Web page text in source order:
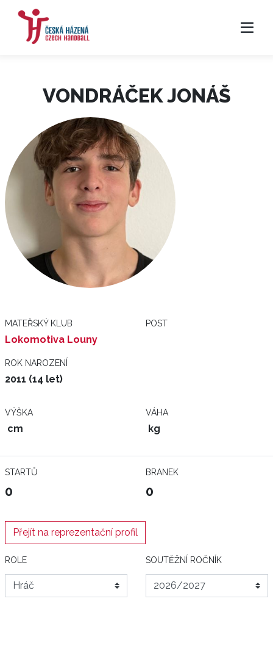
VONDRÁČEK JONÁŠ
MATEŘSKÝ KLUB
Lokomotiva Louny
POST
ROK NAROZENÍ
2011 (14 let)
VÝŠKA
cm
VÁHA
kg
STARTŮ
0
BRANEK
0
Přejít na reprezentační profil
ROLE SOUTĚŽNÍ ROČNÍK